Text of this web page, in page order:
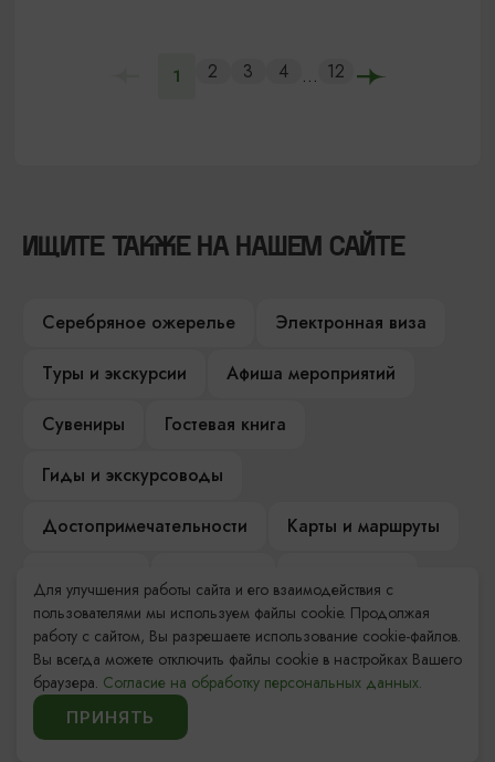
1 2 3 4 ... 12
ИЩИТЕ ТАКЖЕ НА НАШЕМ САЙТЕ
Серебряное ожерелье
Электронная виза
Туры и экскурсии
Афиша мероприятий
Сувениры
Гостевая книга
Гиды и экскурсоводы
Достопримечательности
Карты и маршруты
Компас Балтийской кухни
Настоящий Калининградец
Музеи
Для улучшения работы сайта и его взаимодействия с
пользователями мы используем файлы cookie. Продолжая
работу с сайтом, Вы разрешаете использование cookie-файлов.
Вы всегда можете отключить файлы cookie в настройках Вашего
браузера. Согласие на обработку персональных данных.
ПРИНЯТЬ